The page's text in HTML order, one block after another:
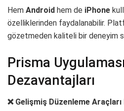
Hem Android hem de iPhone
özelliklerinden faydalanabilir.
gözetmeden kaliteli bir deneyim
Prisma
Dezavantajları
❌ Gelişmiş Düzenleme